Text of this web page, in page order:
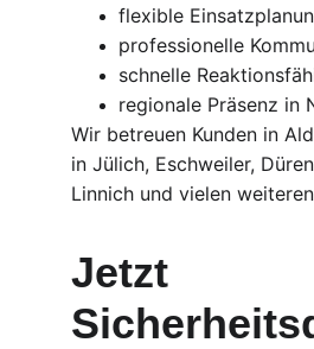
flexible
professionelle
schnelle
regionale Präsenz in
Wir betreuen Kunden in
in Jülich, Eschweiler,
Linnich und vielen
Jetzt